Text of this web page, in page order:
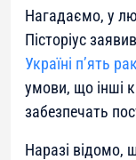
Нагадаємо, у
Пісторіус
Україні п’ять
умови, що інші
забезпечать
Наразі відомо,